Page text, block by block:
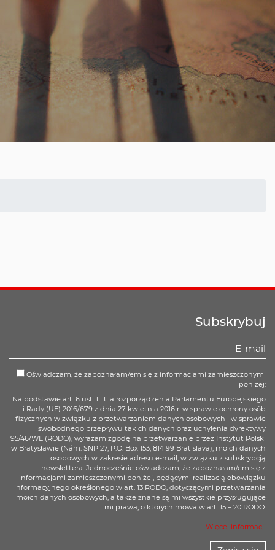
Subskrybuj
Oświadczam, że zapoznałam/em się z informacjami zamieszczonymi
poniżej:
Na podstawie art. 6 ust. 1 lit. a rozporządzenia Parlamentu Europejskiego
i Rady (UE) 2016/679 z dnia 27 kwietnia 2016 r. w sprawie ochrony osób
fizycznych w związku z przetwarzaniem danych osobowych i w sprawie
swobodnego przepływu takich danych oraz uchylenia dyrektywy
95/46/WE (RODO), wyrażam zgodę na przetwarzanie przez Instytut Polski
w Bratysławie (Nám. SNP 27, P.O. Box 153, 814 99 Bratislava), moich danych
osobowych w zakresie adresu e-mail, w związku z subskrypcją
newslettera. Jednocześnie oświadczam, że zapoznałam/em się z
informacjami zamieszczonymi poniżej, będącymi realizacją obowiązku
informacyjnego określonego w art. 13 RODO, dotyczącymi przetwarzania
moich danych osobowych, a także znane są mi wszystkie przysługujące
mi prawa, o których mowa w art. 15 – 20 RODO.
Więcej informacji